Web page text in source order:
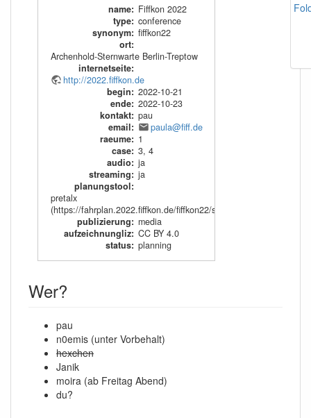
name: Fiffkon 2022
type: conference
synonym: fiffkon22
ort:
Archenhold-Sternwarte Berlin-Treptow
internetseite:
http://2022.fiffkon.de
begin: 2022-10-21
ende: 2022-10-23
kontakt: pau
email:
paula@fiff.de
raeume: 1
case: 3,4
audio: ja
streaming: ja
planungstool:
pretalx
(https://fahrplan.2022.fiffkon.de/fiffkon22/schedule/)
publizierung: media
aufzeichnungliz: CC BY 4.0
status: planning
Wer?
pau
n0emis (unter Vorbehalt)
hexchen
Janik
moira (ab Freitag Abend)
du?